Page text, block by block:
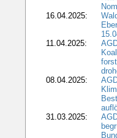
16.04.2025:
11.04.2025:
08.04.2025:
31.03.2025: